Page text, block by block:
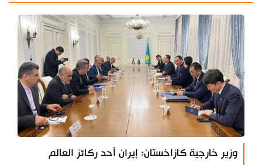
وزير خارجية كازاخستان: إيران أحد ركائز العالم